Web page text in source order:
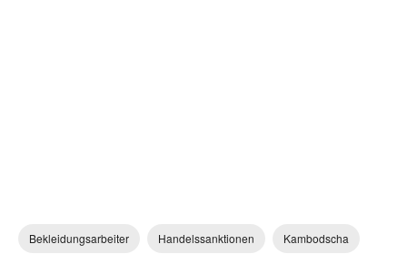
Bekleidungsarbeiter Handelssanktionen Kambodscha